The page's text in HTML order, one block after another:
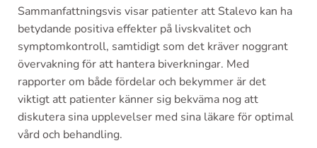
Sammanfattningsvis visar patienter att Stalevo kan ha
betydande positiva effekter på livskvalitet och
symptomkontroll, samtidigt som det kräver noggrant
övervakning för att hantera biverkningar. Med
rapporter om både fördelar och bekymmer är det
viktigt att patienter känner sig bekväma nog att
diskutera sina upplevelser med sina läkare för optimal
vård och behandling.